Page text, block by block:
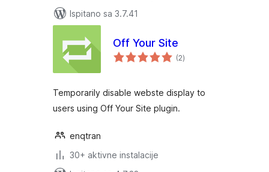
Ispitano sa 3.7.41
Off Your Site
(2ukupna
ocijena
)
Temporarily disable webste display to
users using Off Your Site plugin.
enqtran
30+ aktivne instalacije